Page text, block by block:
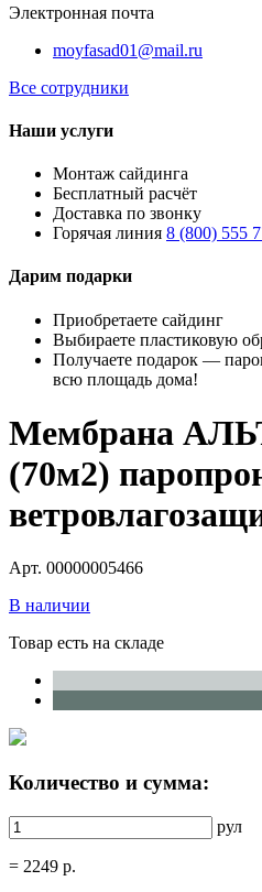
Электронная почта
moyfasad01@mail.ru
Все сотрудники
Наши услуги
Монтаж сайдинга
Бесплатный расчёт
Доставка по звонку
Горячая линия 8 (800) 555
Дарим подарки
Приобретаете сайдинг
Выбираете пластиковую
Получаете подарок —
всю площадь дома!
Мембрана
(70м2)
Арт. 00000005466
В наличии
Товар есть на складе
Количество и сумма:
рул
= 2249 р.